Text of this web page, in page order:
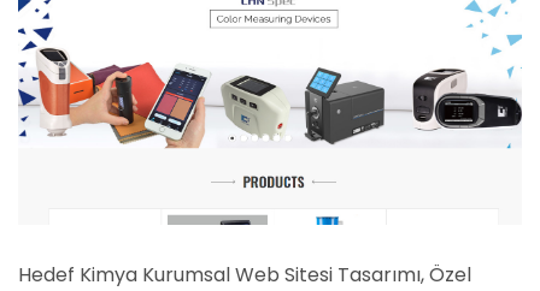
Hedef Kimya Kurumsal Web Sitesi Tasarımı, Özel